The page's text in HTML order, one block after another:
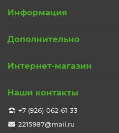
Информация
Дополнительно
Интернет-магазин
Наши контакты
+7 (926) 062-61-33
2215987@mail.ru